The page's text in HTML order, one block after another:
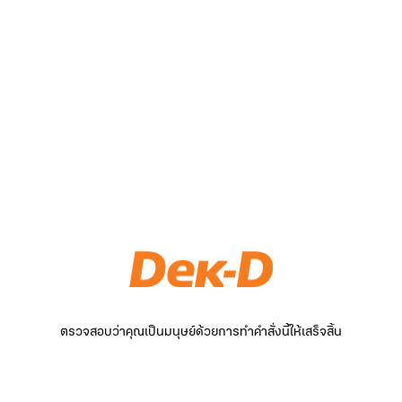
ตรวจสอบว่าคุณเป็นมนุษย์ด้วยการทำคำสั่งนี้ให้เสร็จสิ้น